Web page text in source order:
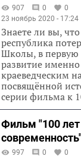
907 0
0
23 ноябрь 2020 - 17:24
Знаете ли вы,
республика
Школы, в первую
развитие
краеведческим
посвящённой
серии фильма к
Фильм "100
997 0
0